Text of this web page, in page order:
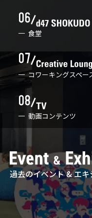
食堂
コワーキングスペー
動画コンテンツ
過去のイベント & エキ